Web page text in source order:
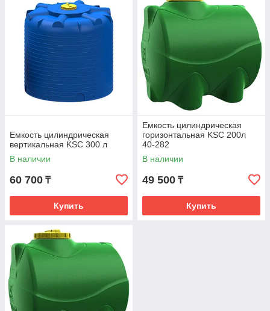
Емкость цилиндрическая
вертикальная KSC 300 л
В наличии
60 700 ₸
Купить
Емкость цилиндрическая
горизонтальная KSC 200л
40-282
В наличии
49 500 ₸
Купить